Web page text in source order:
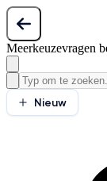
Meerkeuzevragen
Nieuw